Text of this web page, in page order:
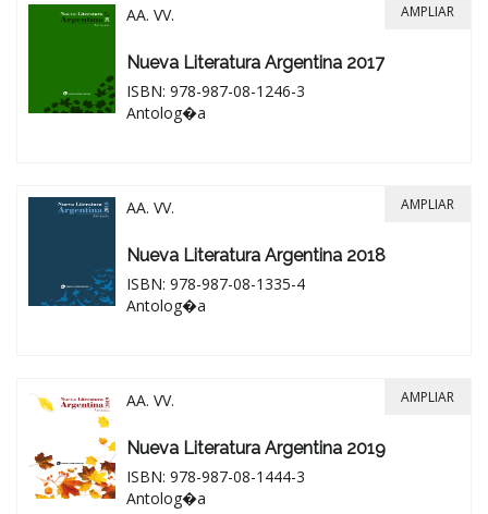
AA. VV.
Nueva Literatura Argentina 2017
ISBN: 978-987-08-1246-3
Antolog�a
AMPLIAR
AA. VV.
Nueva Literatura Argentina 2018
ISBN: 978-987-08-1335-4
Antolog�a
AMPLIAR
AA. VV.
Nueva Literatura Argentina 2019
ISBN: 978-987-08-1444-3
Antolog�a
AMPLIAR